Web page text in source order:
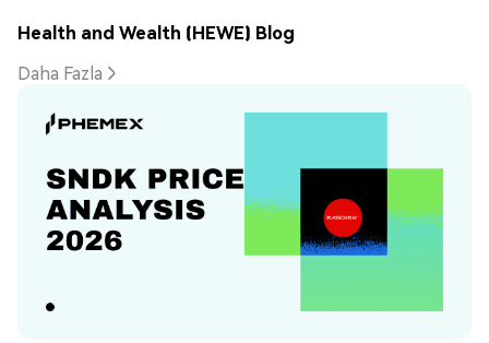
Health and Wealth (HEWE) Blog
Daha Fazla